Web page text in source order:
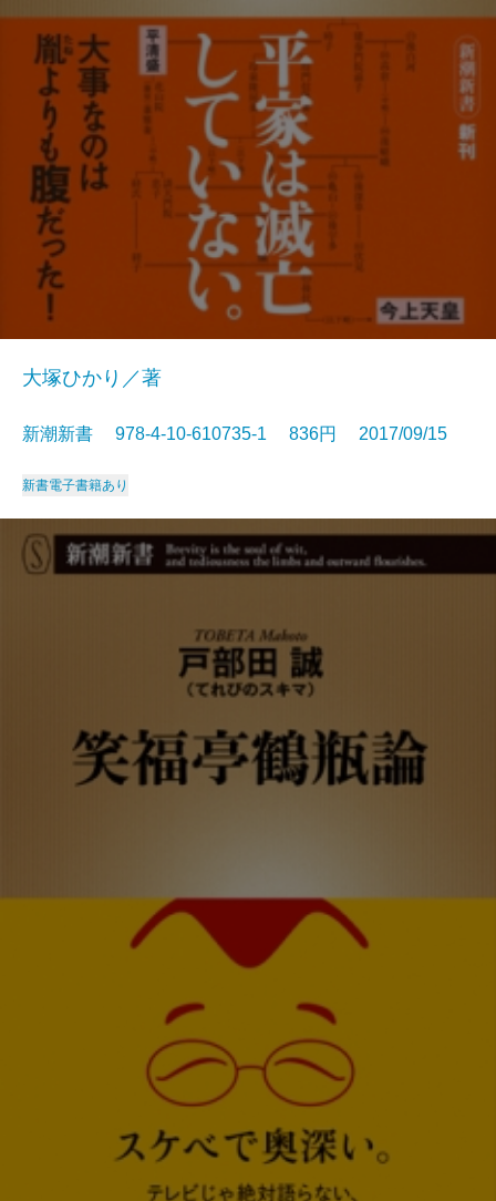
大塚ひかり／著
新潮新書 978-4-10-610735-1 836円 2017/09/15
新書電子書籍あり